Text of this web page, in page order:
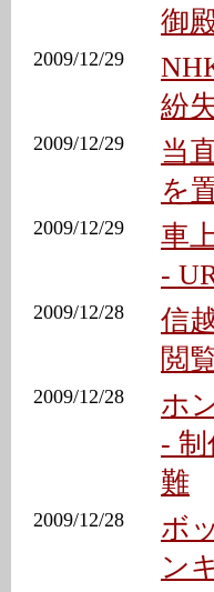
御
2009/12/29
紛
2009/12/29
当
を
2009/12/29
車
-
2009/12/28
信
閲
2009/12/28
ホ
-
難
2009/12/28
ボ
ン